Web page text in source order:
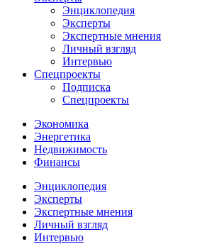
Энциклопедия
Эксперты
Экспертные мнения
Личный взгляд
Интервью
Спецпроекты
Подписка
Спецпроекты
Экономика
Энергетика
Недвижимость
Финансы
Энциклопедия
Эксперты
Экспертные мнения
Личный взгляд
Интервью